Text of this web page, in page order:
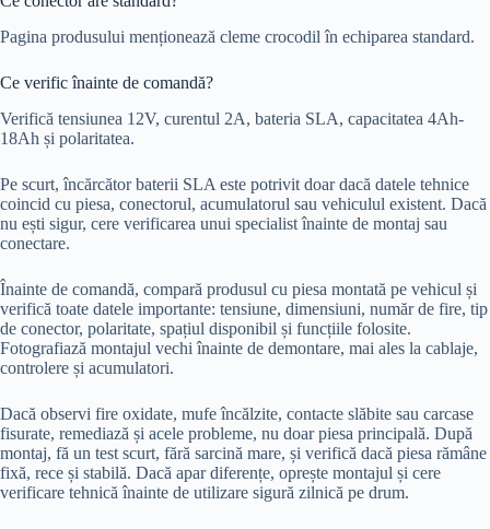
Pagina produsului menționează cleme crocodil în echiparea standard.
Ce verific înainte de comandă?
Verifică tensiunea 12V, curentul 2A, bateria SLA, capacitatea 4Ah-
18Ah și polaritatea.
Pe scurt, încărcător baterii SLA este potrivit doar dacă datele tehnice
coincid cu piesa, conectorul, acumulatorul sau vehiculul existent. Dacă
nu ești sigur, cere verificarea unui specialist înainte de montaj sau
conectare.
Înainte de comandă, compară produsul cu piesa montată pe vehicul și
verifică toate datele importante: tensiune, dimensiuni, număr de fire, tip
de conector, polaritate, spațiul disponibil și funcțiile folosite.
Fotografiază montajul vechi înainte de demontare, mai ales la cablaje,
controlere și acumulatori.
Dacă observi fire oxidate, mufe încălzite, contacte slăbite sau carcase
fisurate, remediază și acele probleme, nu doar piesa principală. După
montaj, fă un test scurt, fără sarcină mare, și verifică dacă piesa rămâne
fixă, rece și stabilă. Dacă apar diferențe, oprește montajul și cere
verificare tehnică înainte de utilizare sigură zilnică pe drum.